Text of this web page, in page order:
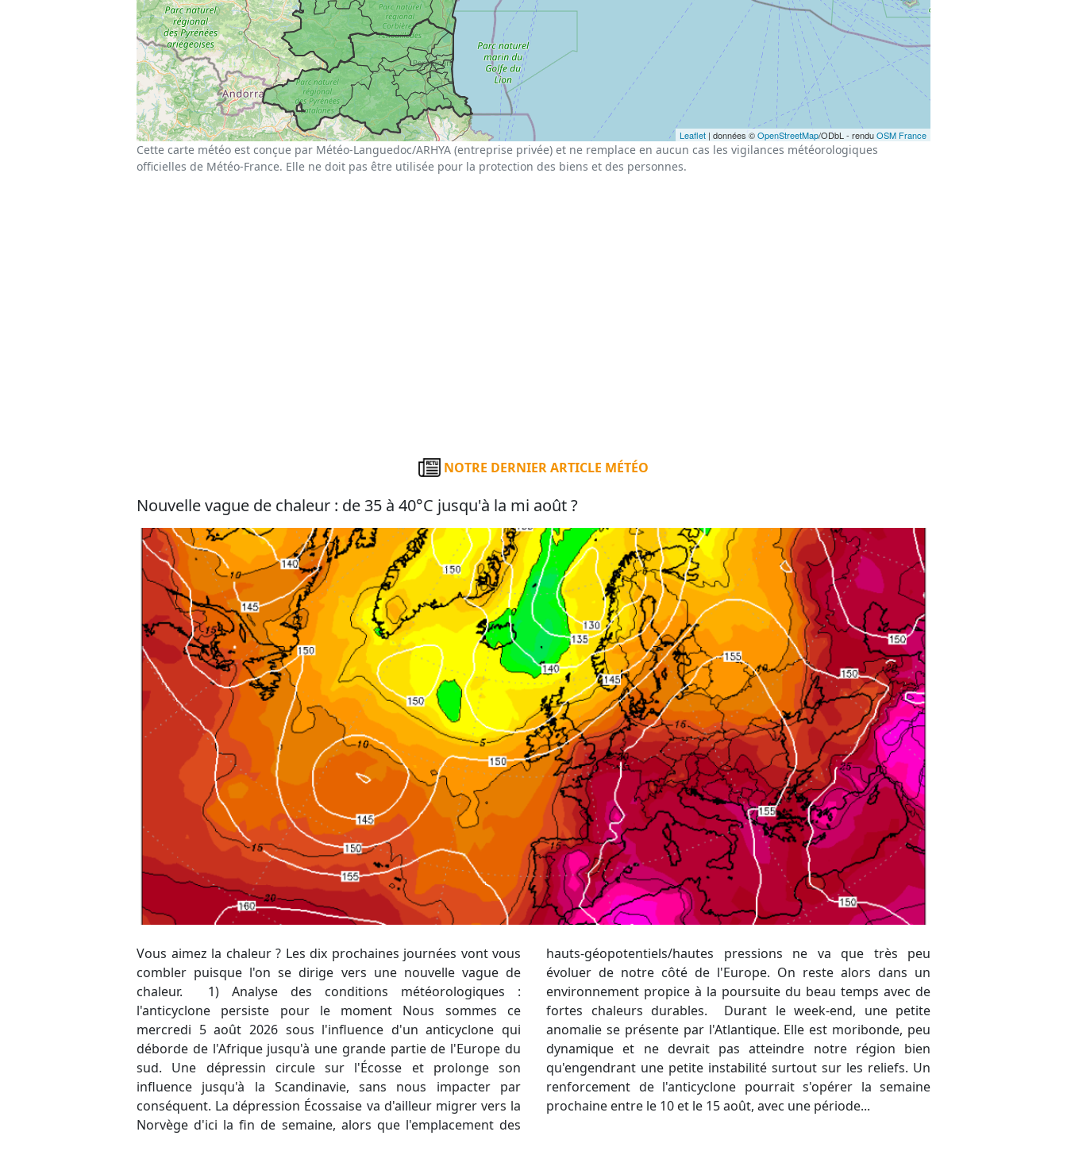
Leaflet | données ©OpenStreetMap/ODbL - renduOSM France
Cette carte météo est conçue par Météo-Languedoc/ARHYA (entreprise privée) et ne remplace en aucun cas les vigilances météorologiques
officielles de Météo-France. Elle ne doit pas être utilisée pour la protection des biens et des personnes.
NOTRE DERNIER ARTICLE MÉTÉO
Nouvelle vague de chaleur : de 35 à 40°C jusqu'à la mi août ?
Vous aimez la chaleur ? Les dix prochaines journées vont vous
combler puisque l'on se dirige vers une nouvelle vague de
chaleur. 1) Analyse des conditions météorologiques :
l'anticyclone persiste pour le moment Nous sommes ce
mercredi 5 août 2026 sous l'influence d'un anticyclone qui
déborde de l'Afrique jusqu'à une grande partie de l'Europe du
sud. Une dépressin circule sur l'Écosse et prolonge son
influence jusqu'à la Scandinavie, sans nous impacter par
conséquent. La dépression Écossaise va d'ailleur migrer vers la
Norvège d'ici la fin de semaine, alors que l'emplacement des
hauts-géopotentiels/hautes pressions ne va que très peu
évoluer de notre côté de l'Europe. On reste alors dans un
environnement propice à la poursuite du beau temps avec de
fortes chaleurs durables. Durant le week-end, une petite
anomalie se présente par l'Atlantique. Elle est moribonde, peu
dynamique et ne devrait pas atteindre notre région bien
qu'engendrant une petite instabilité surtout sur les reliefs. Un
renforcement de l'anticyclone pourrait s'opérer la semaine
prochaine entre le 10 et le 15 août, avec une période...